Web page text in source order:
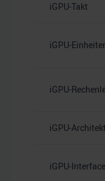
iGPU-Takt
iGPU-
iGPU-
iGPU-
iGPU-Interface